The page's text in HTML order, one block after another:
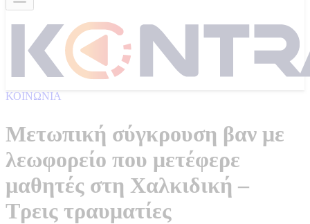
ΚΟΙΝΩΝΙΑ
Μετωπική σύγκρουση βαν με
λεωφορείο που μετέφερε
μαθητές στη Χαλκιδική –
Τρεις τραυματίες